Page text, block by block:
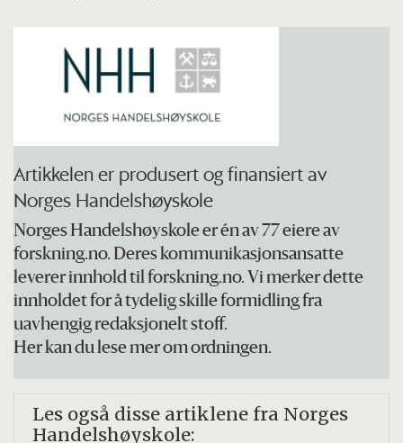
Artikkelen er produsert og finansiert av
Norges Handelshøyskole
Norges Handelshøyskole er én av 77 eiere av
forskning.no. Deres kommunikasjonsansatte
leverer innhold til forskning.no. Vi merker dette
innholdet for å tydelig skille formidling fra
uavhengig redaksjonelt stoff.
Her kan du lese mer om ordningen.
Les også disse artiklene fra Norges
Handelshøyskole: